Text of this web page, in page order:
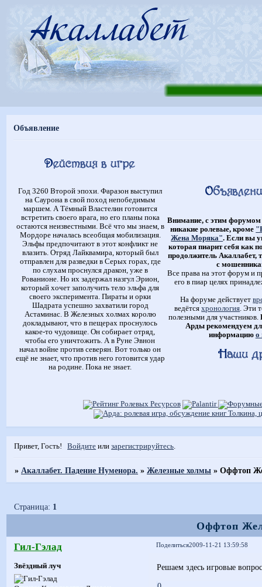
Объявление
Год 3260 Второй эпохи. Фаразон выступил
на Саурона в свой поход непобедимым
маршем. А Тёмный Властелин готовится
встретить своего врага, но его планы пока
остаются неизвестными. Всё что мы знаем, в
Мордоре началась всеобщая мобилизация.
Эльфы предпочитают в этот конфликт не
влазить. Отряд Лайквамира, который был
отправлен для разведки в Серых горах, где
по слухам проснулся дракон, уже в
Рованионе. Но их задержал назгул Эрион,
который хочет заполучить тело эльфа для
своего эксперимента. Пираты и орки
Шадрата успешно захватили город
Астаминас. В Железных холмах королю
докладывают, что в пещерах проснулось
какое-то чудовище. Он собирает отряд,
чтобы его уничтожить. А в Руне Эвнон
начал войне против северян. Вот только он
ещё не знает, что против него готовится удар
на родине. Пока не знает.
Внимание, с этим форумом
никакие ролевые, кроме
Жена Моряка". Если вы
которая пиарит себя как
продолжитель Акаллабет,
с
Все права на этот форум и
его в пиар целях
На форуме действует
ведётсяхронология. Эти
полезными для участников.
Арды рекомендуем
информацию о
Привет, Гость! Войдите илизарегистрируйтесь.
» Акаллабет. Падение Нуменора. »Железные холмы »Оффтоп
Оффтоп
Страница: 1
Поделиться2009-11-21 13:59:58
Гил-Гэлад
Звёздный луч Решаем здесь игровые